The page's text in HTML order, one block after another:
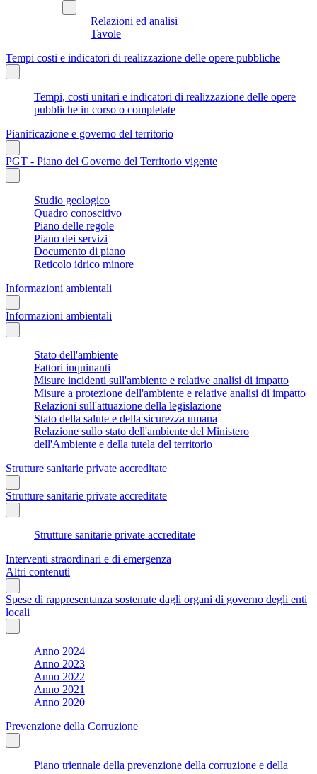
Relazioni ed analisi
Tavole
Tempi costi e indicatori di realizzazione delle opere pubbliche
Tempi, costi unitari e indicatori di realizzazione delle opere
pubbliche in corso o completate
Pianificazione e governo del territorio
PGT - Piano del Governo del Territorio vigente
Studio geologico
Quadro conoscitivo
Piano delle regole
Piano dei servizi
Documento di piano
Reticolo idrico minore
Informazioni ambientali
Informazioni ambientali
Stato dell'ambiente
Fattori inquinanti
Misure incidenti sull'ambiente e relative analisi di impatto
Misure a protezione dell'ambiente e relative analisi di impatto
Relazioni sull'attuazione della legislazione
Stato della salute e della sicurezza umana
Relazione sullo stato dell'ambiente del Ministero
dell'Ambiente e della tutela del territorio
Strutture sanitarie private accreditate
Strutture sanitarie private accreditate
Strutture sanitarie private accreditate
Interventi straordinari e di emergenza
Altri contenuti
Spese di rappresentanza sostenute dagli organi di governo degli enti
locali
Anno 2024
Anno 2023
Anno 2022
Anno 2021
Anno 2020
Prevenzione della Corruzione
Piano triennale della prevenzione della corruzione e della